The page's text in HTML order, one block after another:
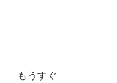
もうすぐ